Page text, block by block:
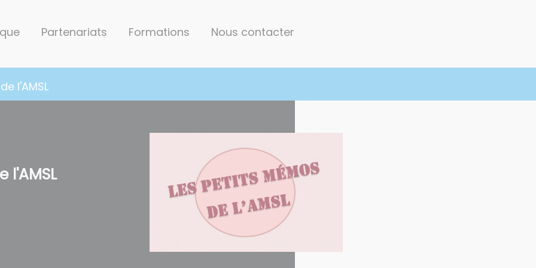
Partenariats Formations Nous contacter
l'AMSL
l'AMSL